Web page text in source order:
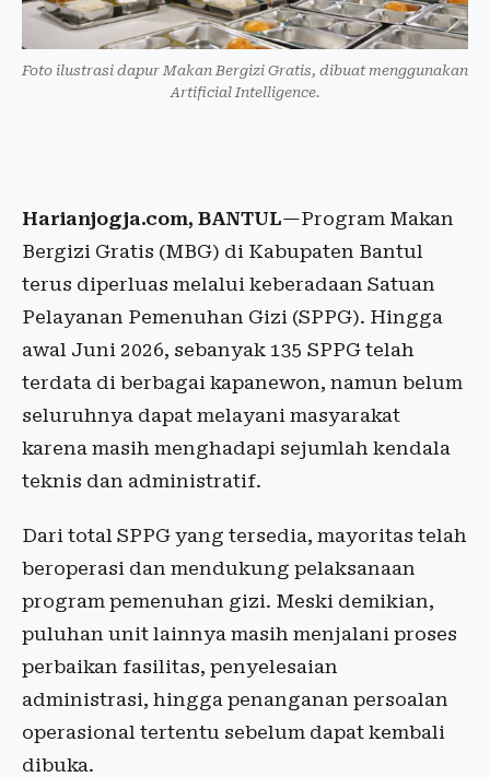
Foto ilustrasi dapur Makan Bergizi Gratis, dibuat menggunakan
Artificial Intelligence.
Harianjogja.com, BANTUL—Program Makan
Bergizi Gratis (MBG) di Kabupaten Bantul
terus diperluas melalui keberadaan Satuan
Pelayanan Pemenuhan Gizi (SPPG). Hingga
awal Juni 2026, sebanyak 135 SPPG telah
terdata di berbagai kapanewon, namun belum
seluruhnya dapat melayani masyarakat
karena masih menghadapi sejumlah kendala
teknis dan administratif.
Dari total SPPG yang tersedia, mayoritas telah
beroperasi dan mendukung pelaksanaan
program pemenuhan gizi. Meski demikian,
puluhan unit lainnya masih menjalani proses
perbaikan fasilitas, penyelesaian
administrasi, hingga penanganan persoalan
operasional tertentu sebelum dapat kembali
dibuka.